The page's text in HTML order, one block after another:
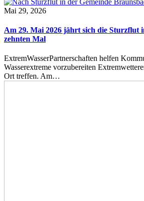
Mai 29, 2026
Am 29. Mai 2026 jährt sich die Sturzflut
zehnten Mal
ExtremWasserPartnerschaften helfen
Wasserextreme vorzubereiten
Ort treffen. Am…